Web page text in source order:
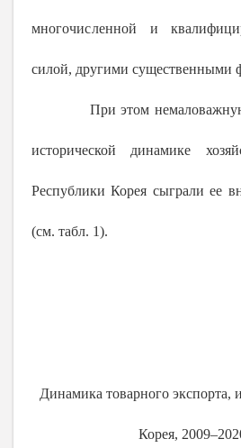
многочисленной и
силой, другими существенными
При этом немаловажную
исторической динамике
Республики Корея сыграли ее
(см. табл. 1).
Динамика товарного экспорта,
Корея,